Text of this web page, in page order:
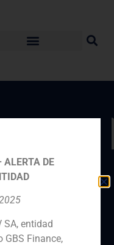
ALERTA DE
SA, entidad
GBS Finance,